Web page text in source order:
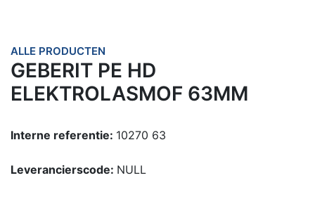
ALLE PRODUCTEN
GEBERIT PE HD
ELEKTROLASMOF 63MM
Interne referentie: 10270 63
Leverancierscode: NULL